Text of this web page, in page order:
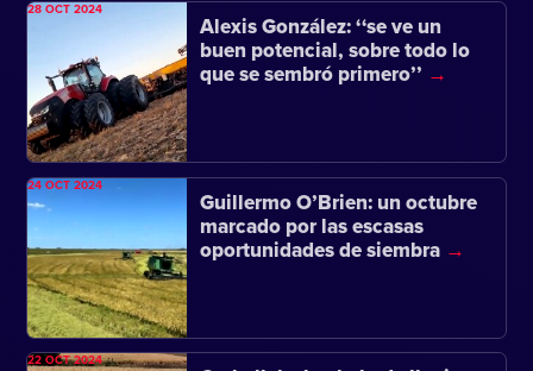
Alexis González: ‘‘se ve un
buen potencial, sobre todo lo
que se sembró primero’’
28 OCT 2024
Guillermo O’Brien: un octubre
marcado por las escasas
oportunidades de siembra
24 OCT 2024
22 OCT 2024